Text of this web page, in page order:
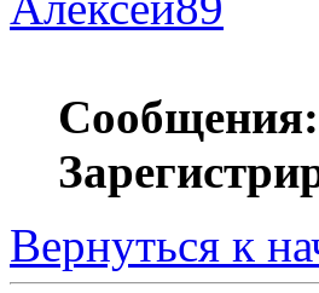
Сообщения:
Вернуться к